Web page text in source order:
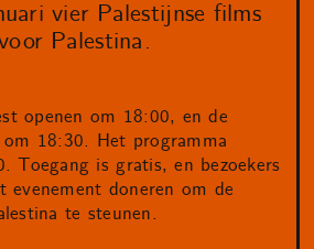
vier Palestijnse films
Palestina.
openen om 18:00, en de
18:30. Het programma
Toegang is gratis, en bezoekers
evenement doneren om de
te steunen.